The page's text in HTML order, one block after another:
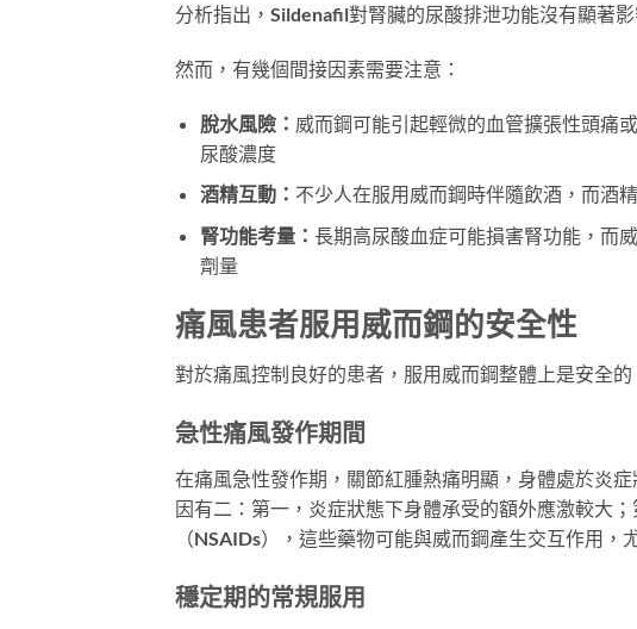
分析指出，Sildenafil對腎臟的尿酸排泄功能沒有顯著
然而，有幾個間接因素需要注意：
脫水風險： 威而鋼可能引起輕微的血管擴張性頭痛
尿酸濃度
酒精互動： 不少人在服用威而鋼時伴隨飲酒，而酒
腎功能考量： 長期高尿酸血症可能損害腎功能，而
劑量
痛風患者服用威而鋼的安全性
對於痛風控制良好的患者，服用威而鋼整體上是安全的
急性痛風發作期間
在痛風急性發作期，關節紅腫熱痛明顯，身體處於炎
因有二：第一，炎症狀態下身體承受的額外應激較大
（NSAIDs），這些藥物可能與威而鋼產生交互作用，
穩定期的常規服用